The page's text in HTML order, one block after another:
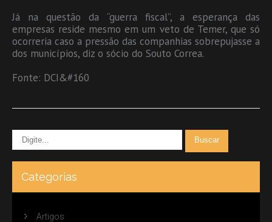
Já na questão da “guerra fiscal”, a esperança das
empresas reside mesmo em um veto de Temer, que só
ocorreria caso a pressão das companhias sobrepujasse a
dos municípios, diz o sócio do Souto Correa.
Fonte: DCI&#160
Categorias
Artigos